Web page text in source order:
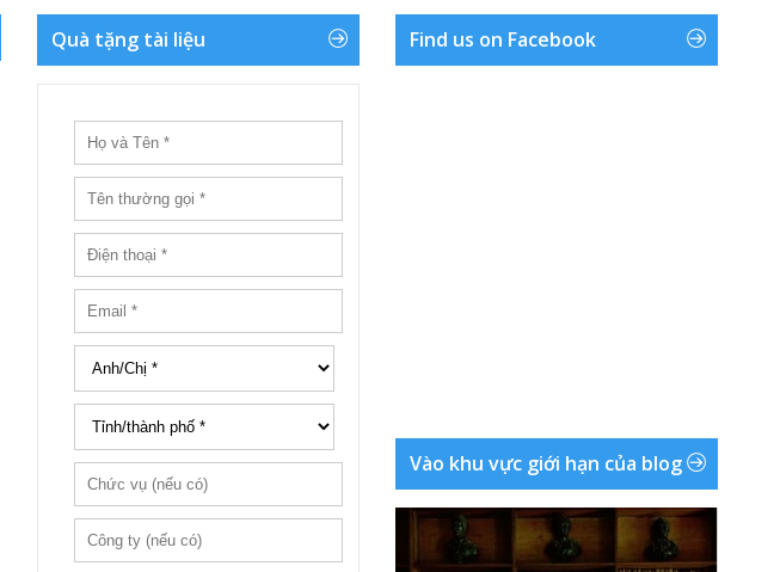
Quà tặng tài liệu Find us on Facebook
Vào khu vực giới hạn của blog